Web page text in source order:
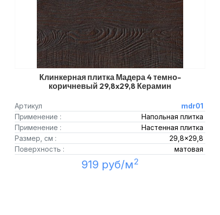
Клинкерная плитка Мадера 4 темно-
коричневый 29,8x29,8 Керамин
Артикул
mdr01
Применение :
Напольная плитка
Применение :
Настенная плитка
Размер, см :
29,8x29,8
Поверхность :
матовая
919 руб/м2